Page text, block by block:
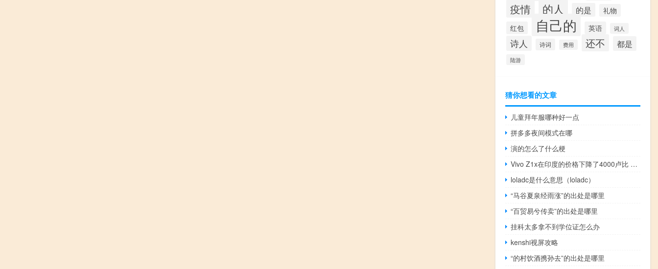
疫情 的人 的是
礼物
红包
自己的 英语 词人
诗人 诗词 费用 还不 都是
陆游
猜你想看的文章
儿童拜年服哪种好一点
拼多多夜间模式在哪
演的怎么了什么梗
Vivo Z1x在印度的价格下降了4000卢比 现售价17990卢比
loladc是什么意思（loladc）
“马谷夏泉经雨涨”的出处是哪里
“百贸易兮传卖”的出处是哪里
挂科太多拿不到学位证怎么办
kenshi视屏攻略
“的村饮酒携孙去”的出处是哪里